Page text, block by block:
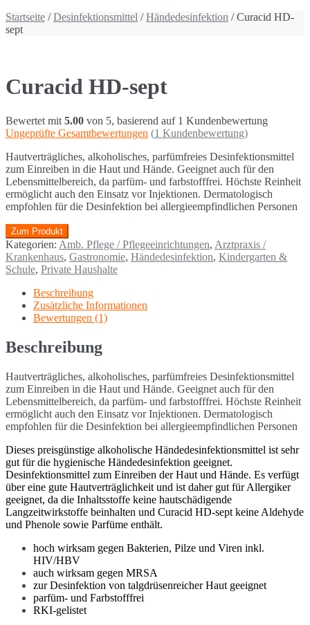
Startseite /Desinfektionsmittel /Händedesinfektion / Curacid HD-
sept
Curacid HD-sept
Bewertet mit 5.00 von 5, basierend auf 1 Kundenbewertung
Ungeprüfte Gesamtbewertungen (1 Kundenbewertung)
Hautverträgliches, alkoholisches, parfümfreies Desinfektionsmittel
zum Einreiben in die Haut und Hände. Geeignet auch für den
Lebensmittelbereich, da parfüm- und farbstofffrei. Höchste Reinheit
ermöglicht auch den Einsatz vor Injektionen. Dermatologisch
empfohlen für die Desinfektion bei allergieempfindlichen Personen
Zum Produkt
Kategorien: Amb. Pflege / Pflegeeinrichtungen, Arztpraxis /
Krankenhaus, Gastronomie, Händedesinfektion, Kindergarten &
Schule, Private Haushalte
Beschreibung
Zusätzliche Informationen
Bewertungen (1)
Beschreibung
Hautverträgliches, alkoholisches, parfümfreies Desinfektionsmittel
zum Einreiben in die Haut und Hände. Geeignet auch für den
Lebensmittelbereich, da parfüm- und farbstofffrei. Höchste Reinheit
ermöglicht auch den Einsatz vor Injektionen. Dermatologisch
empfohlen für die Desinfektion bei allergieempfindlichen Personen
Dieses preisgünstige alkoholische Händedesinfektionsmittel ist sehr
gut für die hygienische Händedesinfektion geeignet.
Desinfektionsmittel zum Einreiben der Haut und Hände. Es verfügt
über eine gute Hautverträglichkeit und ist daher gut für Allergiker
geeignet, da die Inhaltsstoffe keine hautschädigende
Langzeitwirkstoffe beinhalten und Curacid HD-sept keine Aldehyde
und Phenole sowie Parfüme enthält.
hoch wirksam gegen Bakterien, Pilze und Viren inkl.
HIV/HBV
auch wirksam gegen MRSA
zur Desinfektion von talgdrüsenreicher Haut geeignet
parfüm- und Farbstofffrei
RKI-gelistet